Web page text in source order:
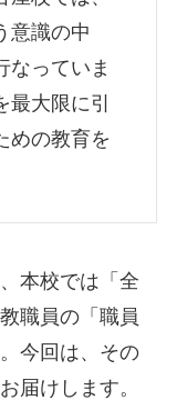
意識の中
なっていま
大限に引
めの教育を
本校では「全
職員の「職員
今回は、その
届けします。